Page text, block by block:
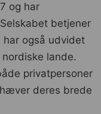
og har
betjener
også udvidet
lande.
privatpersoner
deres brede